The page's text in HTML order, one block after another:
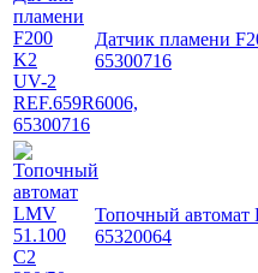
Датчик пламени
65300716
Топочный автомат
65320064